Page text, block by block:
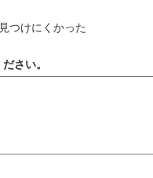
見つけにくかった
さい。